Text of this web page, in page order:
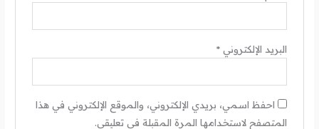
البريد الإلكتروني *
احفظ اسمي، بريدي الإلكتروني، والموقع الإلكتروني في هذا
المتصفح لاستخدامها المرة المقبلة في تعليقي.